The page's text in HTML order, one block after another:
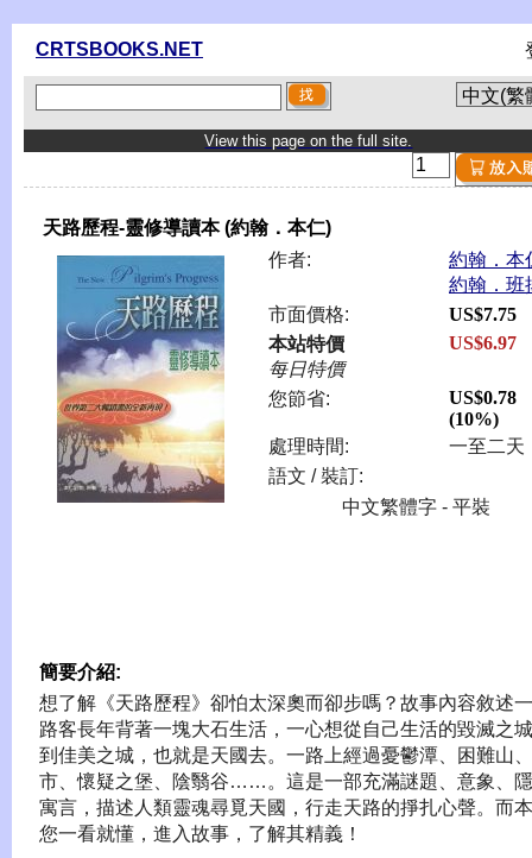
CRTSBOOKS.NET
View this page on the full site.
天路歷程-靈修導讀本 (約翰．本仁)
作者:
約翰．本
約翰．班
市面價格:
US$7.75
本站特價
每日特價
US$6.97
您節省:
US$0.78
(10%)
處理時間:
一至二天
語文 / 裝訂:
中文繁體字 - 平裝
簡要介紹:
想了解《天路歷程》卻怕太深奧而卻步嗎？故事內容敘述
路客長年背著一塊大石生活，一心想從自己生活的毀滅之
到佳美之城，也就是天國去。一路上經過憂鬱潭、困難山
市、懷疑之堡、陰翳谷……。這是一部充滿謎題、意象、
寓言，描述人類靈魂尋覓天國，行走天路的掙扎心聲。而
您一看就懂，進入故事，了解其精義！